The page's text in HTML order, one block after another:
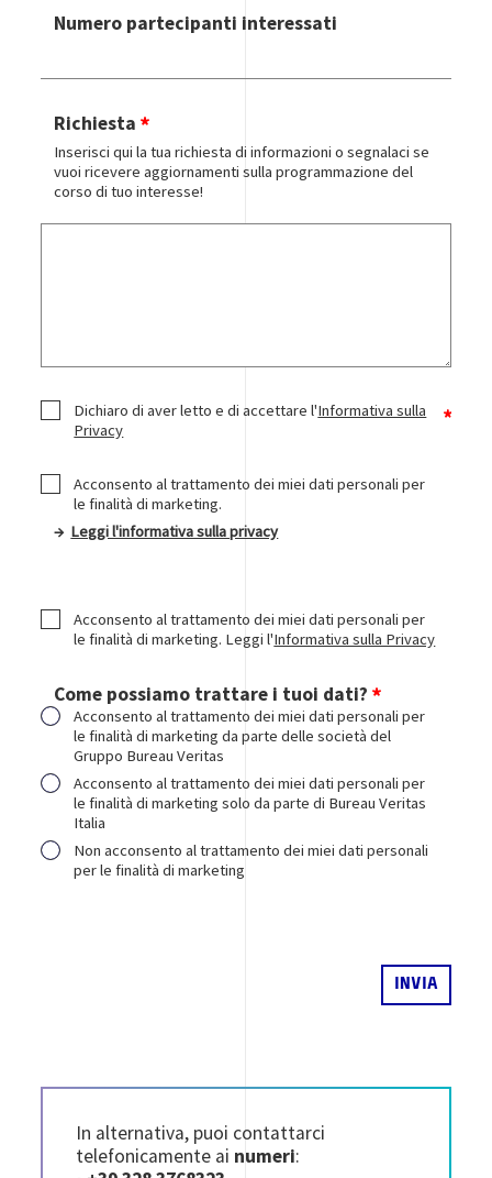
Numero partecipanti interessati
Richiesta
Inserisci qui la tua richiesta di informazioni o segnalaci se
vuoi ricevere aggiornamenti sulla programmazione del
corso di tuo interesse!
Dichiaro di aver letto e di accettare l'Informativa sulla
Privacy
Trattamento Marketing
Acconsento al trattamento dei miei dati personali per
le finalità di marketing.
→ Leggi l'informativa sulla privacy
Acconsento al trattamento dei miei dati personali per
le finalità di marketing. Leggi l'Informativa sulla Privacy
Come possiamo trattare i tuoi dati?
Acconsento al trattamento dei miei dati personali per
le finalità di marketing da parte delle società del
Gruppo Bureau Veritas
Acconsento al trattamento dei miei dati personali per
le finalità di marketing solo da parte di Bureau Veritas
Italia
Non acconsento al trattamento dei miei dati personali
per le finalità di marketing
In alternativa, puoi contattarci
telefonicamente ai numeri: